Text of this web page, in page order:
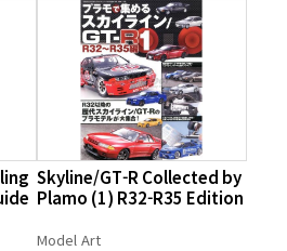
Skyline/GT-R Collected by
Plamo (1) R32-R35 Edition
Model Art